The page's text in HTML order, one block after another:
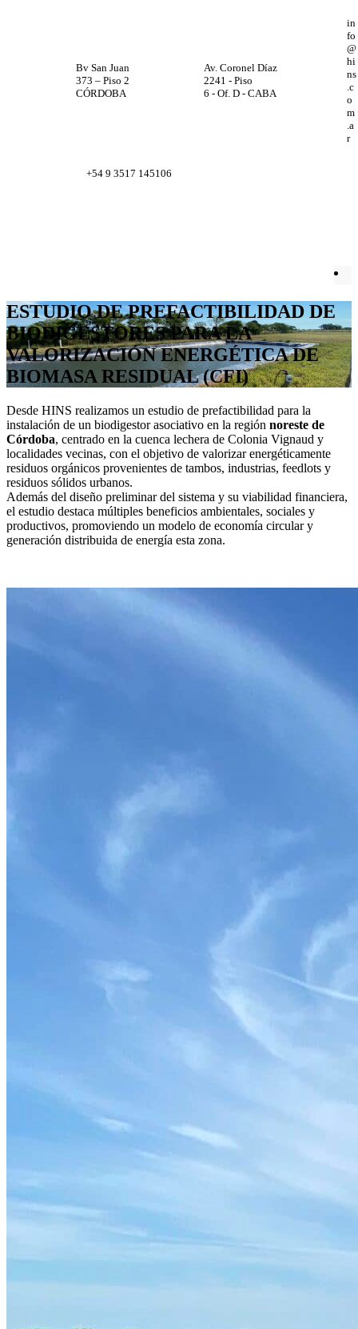
Bv San Juan
373 – Piso 2
CÓRDOBA
Av. Coronel Díaz
2241 - Piso
6 - Of. D - CABA
in
fo
@
hi
ns
.c
o
m
.a
r
+54 9 3517 145106
ESTUDIO DE PREFACTIBILIDAD DE
BIODIGESTORES PARA LA
VALORIZACIÓN ENERGÉTICA DE
BIOMASA RESIDUAL (CFI)
Desde HINS realizamos un estudio de prefactibilidad para la
instalación de un biodigestor asociativo en la región noreste de
Córdoba, centrado en la cuenca lechera de Colonia Vignaud y
localidades vecinas, con el objetivo de valorizar energéticamente
residuos orgánicos provenientes de tambos, industrias, feedlots y
residuos sólidos urbanos.
Además del diseño preliminar del sistema y su viabilidad financiera,
el estudio destaca múltiples beneficios ambientales, sociales y
productivos, promoviendo un modelo de economía circular y
generación distribuida de energía esta zona.